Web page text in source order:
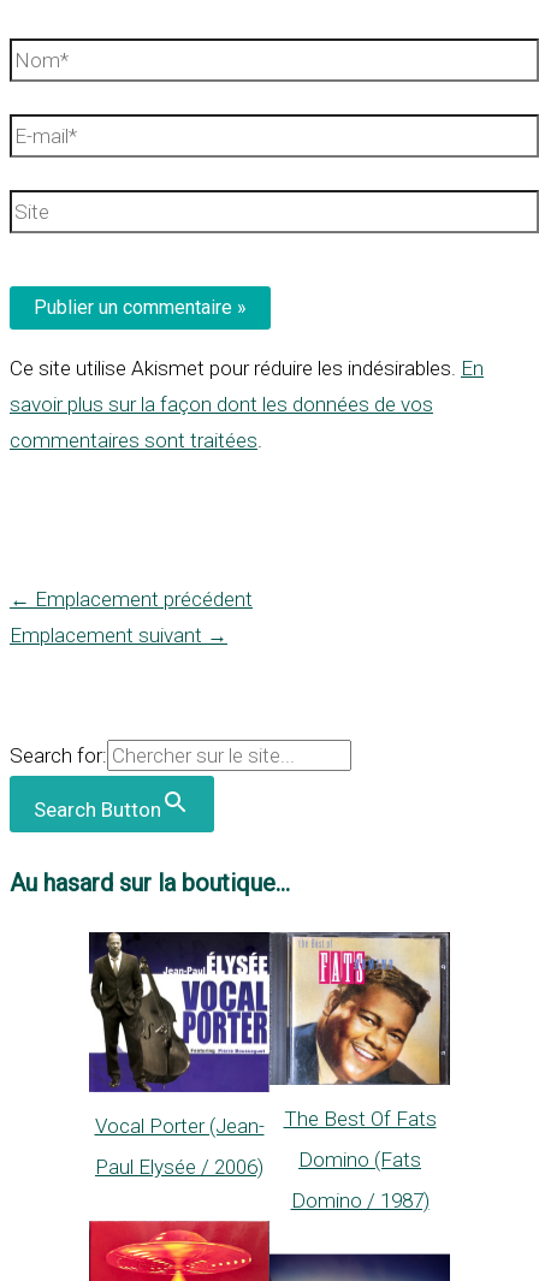
Nom*
E-
Site
Ce site utilise Akismet pour réduire les indésirables. En
savoir plus sur la façon dont les données de vos
commentaires sont traitées.
← Emplacement précédent
Emplacement suivant →
Search for:
Search Button
Au hasard sur la boutique...
Vocal Porter (Jean-
Paul Elysée / 2006)
The Best Of Fats
Domino (Fats
Domino / 1987)